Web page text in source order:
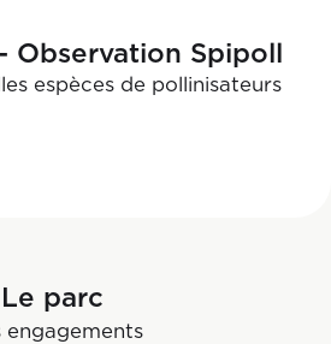
Observation Spipoll
espèces de pollinisateurs
Le parc
engagements